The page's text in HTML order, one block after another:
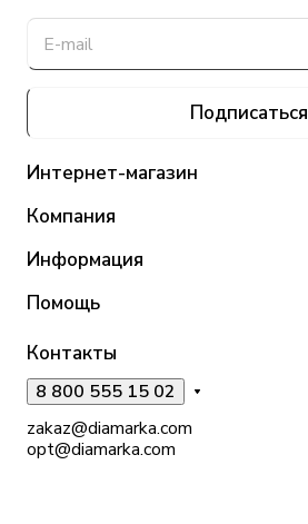
Подписаться
Интернет-магазин
Компания
Информация
Помощь
Контакты
8 800 555 15 02
zakaz@diamarka.com
opt@diamarka.com